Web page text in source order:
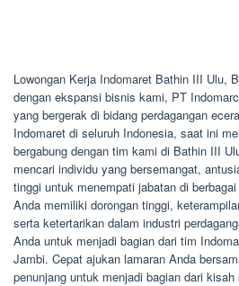
Lowongan Kerja Indomaret Bathin III Ulu,
dengan ekspansi bisnis kami, PT
yang bergerak di bidang perdagangan
Indomaret di seluruh Indonesia, saat ini
bergabung dengan tim kami di Bathin III
mencari individu yang bersemangat,
tinggi untuk menempati jabatan di
Anda memiliki dorongan tinggi,
serta ketertarikan dalam industri
Anda untuk menjadi bagian dari tim
Jambi. Cepat ajukan lamaran Anda
penunjang untuk menjadi bagian dari